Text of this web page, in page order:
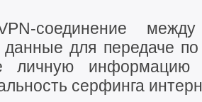
соединение
для передаче
личную
серфинга